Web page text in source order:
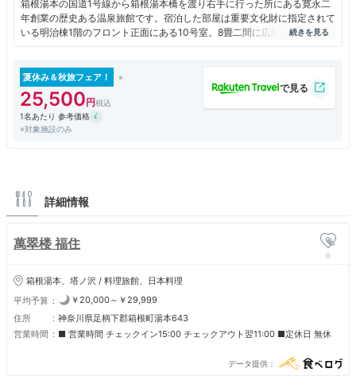
箱根湯本の国道1号線から箱根湯本橋を渡り右手に行った所にある寛永二
年創業の歴史ある温泉旅館です。宿泊した部屋は重要文化財に指定されて
いる明治棟1階のフロント正面にある10号室。8畳二間に広縁がある部屋
で部屋風呂は源泉檜風呂。古い部屋なので多少隙間がありますが、風が入
で、大浴場でも殆ど人と会うこともなく、ゆったりとくつろいで入ること
ができました。料理も地の物を使った料理が部屋食で出され、仲居さんも
親切な方で快適に過ごせました。あえて欠点を言うとWiFiが無いこと位で
す。
夏休み＆秋旅フェア！
25,500
1名あたり 参考価格
※対象施設のみ
詳細情報
萬翠楼 福住
0
箱根湯本、塔ノ沢 / 料理旅館、日本料理
平均予算
￥20,000～￥29,999
住所
神奈川県足柄下郡箱根町湯本643
営業時間
■ 営業時間 チェックイン15:00 チェックアウト翌11:00 ■定休日 無休
データ提供